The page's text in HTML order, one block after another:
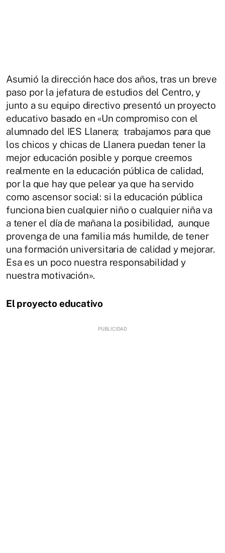
Asumió la dirección hace dos años, tras un breve
paso por la jefatura de estudios del Centro, y
junto a su equipo directivo presentó un proyecto
educativo basado en «Un compromiso con el
alumnado del IES Llanera; trabajamos para que
los chicos y chicas de Llanera puedan tener la
mejor educación posible y porque creemos
realmente en la educación pública de calidad,
por la que hay que pelear ya que ha servido
como ascensor social: si la educación pública
funciona bien cualquier niño o cualquier niña va
a tener el día de mañana la posibilidad, aunque
provenga de una familia más humilde, de tener
una formación universitaria de calidad y mejorar.
Esa es un poco nuestra responsabilidad y
nuestra motivación».
El proyecto educativo